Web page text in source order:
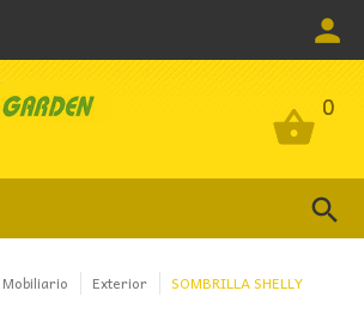
0
0
Mobiliario Exterior SOMBRILLA SHELLY